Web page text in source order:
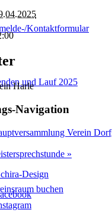
Kontaktformular
und Lauf 2025
buchen
Harle
Navigation
Verein
»
Design